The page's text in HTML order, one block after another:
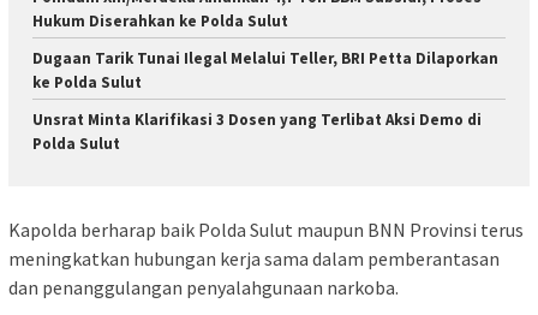
Hukum Diserahkan ke Polda Sulut
Dugaan Tarik Tunai Ilegal Melalui Teller, BRI Petta Dilaporkan
ke Polda Sulut
Unsrat Minta Klarifikasi 3 Dosen yang Terlibat Aksi Demo di
Polda Sulut
Kapolda berharap baik Polda Sulut maupun BNN Provinsi terus
meningkatkan hubungan kerja sama dalam pemberantasan
dan penanggulangan penyalahgunaan narkoba.